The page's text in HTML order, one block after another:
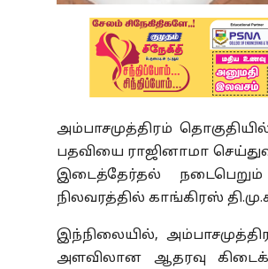
அம்பாசமுத்திரம்
பதவியை ராஜினாமா
இடைத்தேர்தல்
நிலவரத்தில் காங்கிரஸ்
இந்நிலையில்,
அளவிலான ஆதரவு